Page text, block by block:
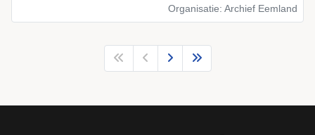
Organisatie: Archief Eemland